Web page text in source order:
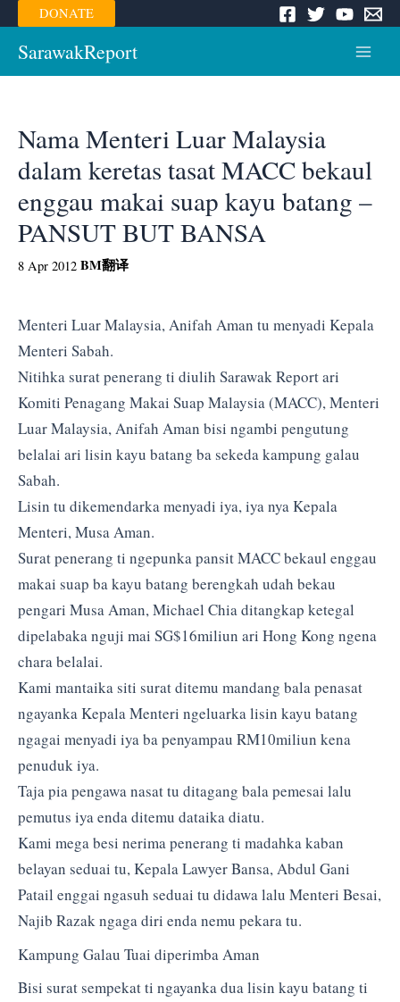
Skip
to
content
DONATE
SarawakReport
Nama Menteri Luar Malaysia
dalam keretas tasat MACC bekaul
enggau makai suap kayu batang –
PANSUT BUT BANSA
8 Apr 2012 BM翻译
Menteri Luar Malaysia, Anifah Aman tu menyadi Kepala
Menteri Sabah.
Nitihka surat penerang ti diulih Sarawak Report ari
Komiti Penagang Makai Suap Malaysia (MACC), Menteri
Luar Malaysia, Anifah Aman bisi ngambi pengutung
belalai ari lisin kayu batang ba sekeda kampung galau
Sabah.
Lisin tu dikemendarka menyadi iya, iya nya Kepala
Menteri, Musa Aman.
Surat penerang ti ngepunka pansit MACC bekaul enggau
makai suap ba kayu batang berengkah udah bekau
pengari Musa Aman, Michael Chia ditangkap ketegal
dipelabaka nguji mai SG$16miliun ari Hong Kong ngena
chara belalai.
Kami mantaika siti surat ditemu mandang bala penasat
ngayanka Kepala Menteri ngeluarka lisin kayu batang
ngagai menyadi iya ba penyampau RM10miliun kena
penuduk iya.
Taja pia pengawa nasat tu ditagang bala pemesai lalu
pemutus iya enda ditemu dataika diatu.
Kami mega besi nerima penerang ti madahka kaban
belayan seduai tu, Kepala Lawyer Bansa, Abdul Gani
Patail enggai ngasuh seduai tu didawa lalu Menteri Besai,
Najib Razak ngaga diri enda nemu pekara tu.
Kampung Galau Tuai diperimba Aman
Bisi surat sempekat ti ngayanka dua lisin kayu batang ti